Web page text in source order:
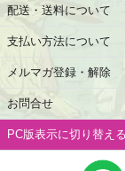
配送・送料について
支払い方法について
メルマガ登録・解除
お問合せ
PC版表示に切り替える